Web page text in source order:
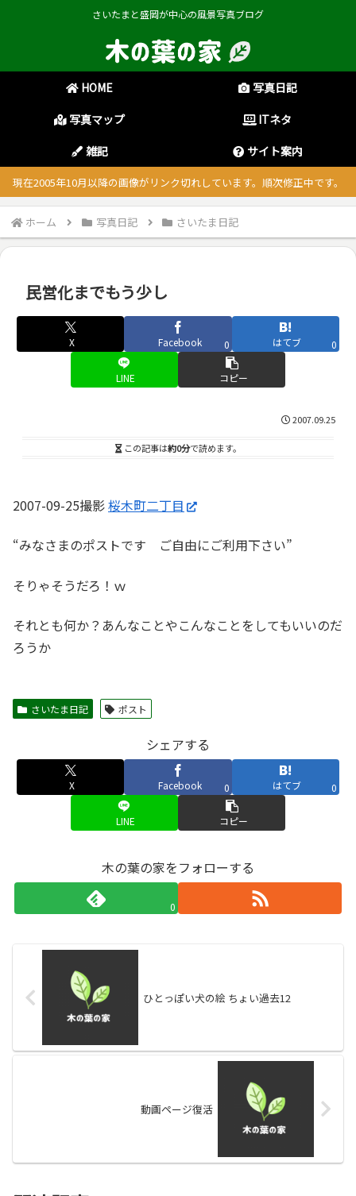
さいたまと盛岡が中心の風景写真ブログ
HOME
写真日記
写真マップ
ITネタ
雑記
サイト案内
現在2005年10月以降の画像がリンク切れしています。順次修正中です。
ホーム 写真日記 さいたま日記
民営化までもう少し
X Facebook 0 はてブ 0
LINE コピー
2007.09.25
この記事は約0分で読めます。
2007-09-25撮影桜木町二丁目
“みなさまのポストです ご自由にご利用下さい”
そりゃそうだろ！ｗ
それとも何か？あんなことやこんなことをしてもいいのだ
ろうか
さいたま日記 ポスト
シェアする
X Facebook 0 はてブ 0
LINE コピー
木の葉の家をフォローする
0
ひとっぽい犬の絵 ちょい過去12
動画ページ復活